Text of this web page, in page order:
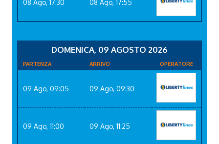
08 Ago, 17:30 08 Ago, 17:55
DOMENICA, 09 AGOSTO 2026
PARTENZA ARRIVO OPERATORE
09 Ago, 09:05 09 Ago, 09:30
09 Ago, 11:00 09 Ago, 11:25